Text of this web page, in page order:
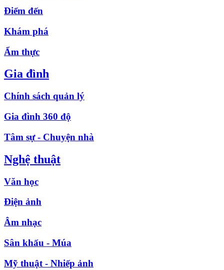
Điểm đến
Khám phá
Ẩm thực
Gia đình
Chính sách quản lý
Gia đình 360 độ
Tâm sự - Chuyện nhà
Nghệ thuật
Văn học
Điện ảnh
Âm nhạc
Sân khấu - Múa
Mỹ thuật - Nhiếp ảnh